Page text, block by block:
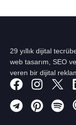
29 yıllık dijital
web tasarım, SEO
veren bir dijital